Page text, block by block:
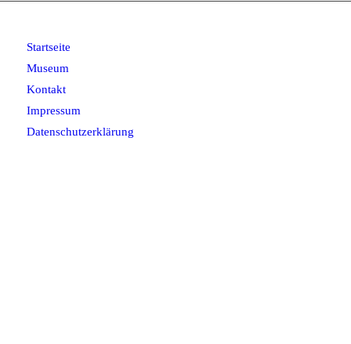
Startseite
Museum
Kontakt
Impressum
Datenschutzerklärung